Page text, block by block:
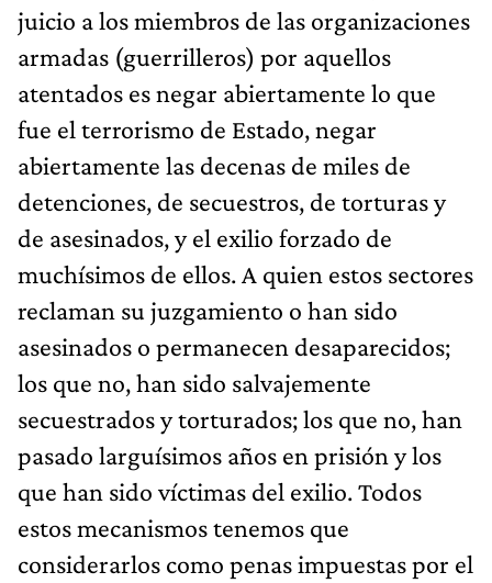
juicio a los miembros de las organizaciones
armadas (guerrilleros) por aquellos
atentados es negar abiertamente lo que
fue el terrorismo de Estado, negar
abiertamente las decenas de miles de
detenciones, de secuestros, de torturas y
de asesinados, y el exilio forzado de
muchísimos de ellos. A quien estos sectores
reclaman su juzgamiento o han sido
asesinados o permanecen desaparecidos;
los que no, han sido salvajemente
secuestrados y torturados; los que no, han
pasado larguísimos años en prisión y los
que han sido víctimas del exilio. Todos
estos mecanismos tenemos que
considerarlos como penas impuestas por el